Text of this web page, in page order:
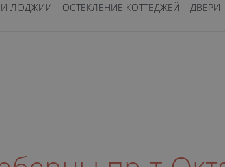
ЛОДЖИИ ОСТЕКЛЕНИЕ КОТТЕДЖЕЙ ДВЕРИ